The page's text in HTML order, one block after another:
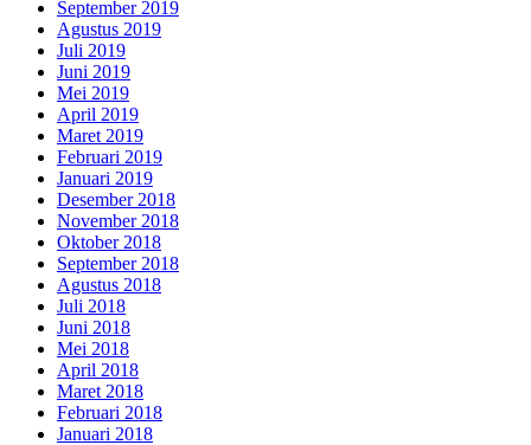
September 2019
Agustus 2019
Juli 2019
Juni 2019
Mei 2019
April 2019
Maret 2019
Februari 2019
Januari 2019
Desember 2018
November 2018
Oktober 2018
September 2018
Agustus 2018
Juli 2018
Juni 2018
Mei 2018
April 2018
Maret 2018
Februari 2018
Januari 2018